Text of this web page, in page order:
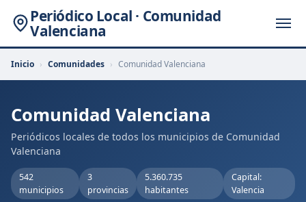
Periódico Local · Comunidad
Valenciana
Inicio › Comunidades › Comunidad Valenciana
Comunidad Valenciana
Periódicos locales de todos los municipios de Comunidad
Valenciana
542
municipios
3
provincias
5.360.735
habitantes
Capital:
Valencia